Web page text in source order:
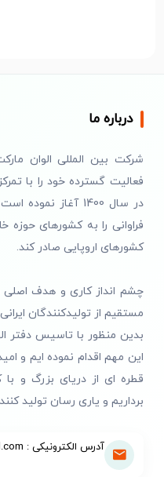
درباره ما
شرکت بین المللی الوان
فعالیت گسترده خود را با
در سال 1400 آغاز
فراوانی را به کشورهای
کشورهای اروپایی صادر کند.
چشم انداز کاری و هدف
مستقیم از تولیدکنندگان
بدین منظور با تاسیس دفتر
این مهم اقدام نموده ایم و
قطره ای از دریای بزرگ و
برداریم و یاری رسان تولید
آدرس الکترونیکی : alvanmarket.com@gmail.com